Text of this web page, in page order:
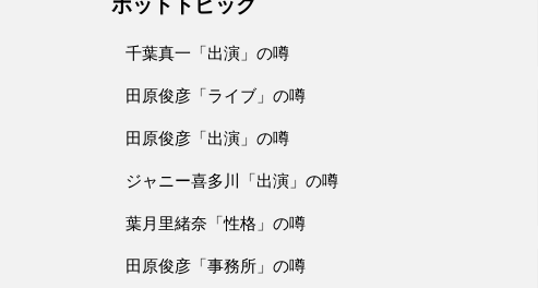
ホットトピック
千葉真一「出演」の噂
田原俊彦「ライブ」の噂
田原俊彦「出演」の噂
ジャニー喜多川「出演」の噂
葉月里緒奈「性格」の噂
田原俊彦「事務所」の噂